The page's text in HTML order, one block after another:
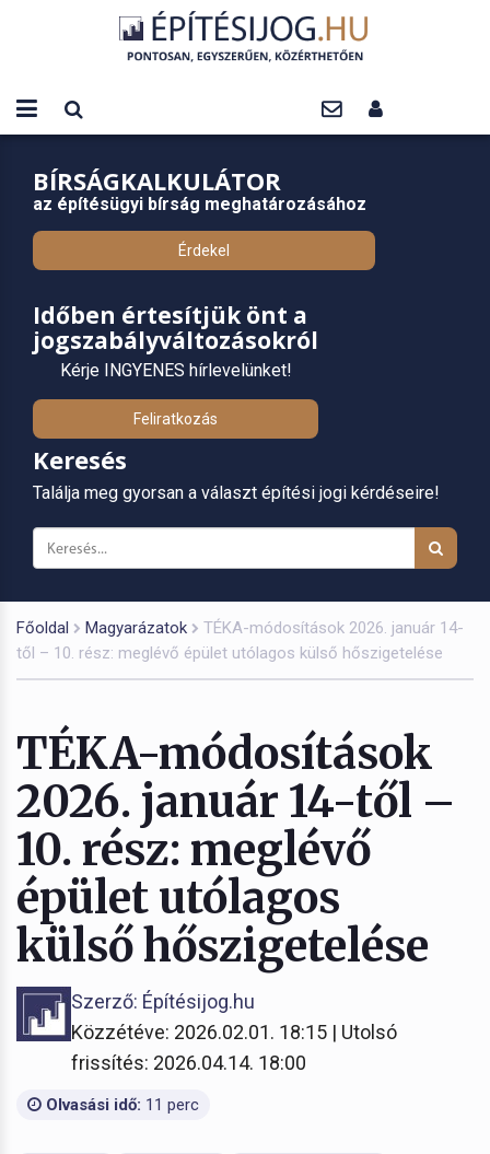
BÍRSÁGKALKULÁTOR
az építésügyi bírság meghatározásához
Érdekel
Időben értesítjük önt a
jogszabályváltozásokról
Kérje INGYENES hírlevelünket!
Feliratkozás
Keresés
Találja meg gyorsan a választ építési jogi kérdéseire!
Főoldal Magyarázatok
TÉKA-módosítások 2026. január 14-
től – 10. rész: meglévő épület utólagos külső hőszigetelése
TÉKA-módosítások
2026. január 14-től –
10. rész: meglévő
épület utólagos
külső hőszigetelése
Szerző: Építésijog.hu
Közzétéve: 2026.02.01. 18:15 | Utolsó
frissítés: 2026.04.14. 18:00
Olvasási idő: 11 perc